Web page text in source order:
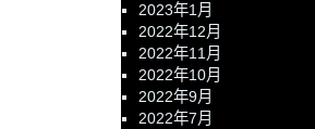
2023年1月
2022年12月
2022年11月
2022年10月
2022年9月
2022年7月